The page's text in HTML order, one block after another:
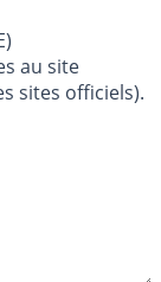
au site
sites officiels).